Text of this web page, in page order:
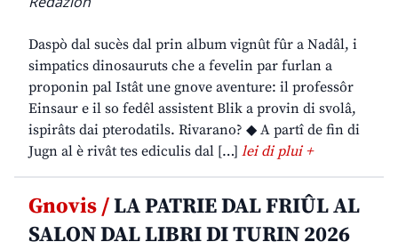
Daspò dal sucès dal prin album vignût fûr a Nadâl, i
simpatics dinosauruts che a fevelin par furlan a
proponin pal Istât une gnove aventure: il professôr
Einsaur e il so fedêl assistent Blik a provin di svolâ,
ispirâts dai pterodatils. Rivarano? ◆ A partî de fin di
Jugn al è rivât tes ediculis dal […] lei di plui +
Gnovis /LA PATRIE DAL FRIÛL AL
SALON DAL LIBRI DI TURIN 2026